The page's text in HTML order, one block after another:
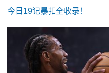
今日19记暴扣全收录！